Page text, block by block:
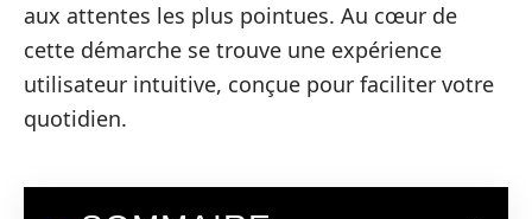
aux attentes les plus pointues. Au cœur de
cette démarche se trouve une expérience
utilisateur intuitive, conçue pour faciliter votre
quotidien.